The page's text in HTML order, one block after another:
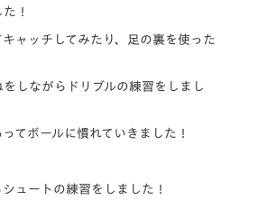
！
ャッチしてみたり、足の裏を使った
しながらドリブルの練習をしまし
てボールに慣れていきました！
ュートの練習をしました！